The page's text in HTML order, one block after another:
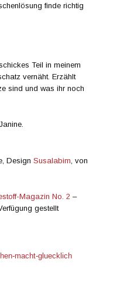
finde richtig
Teil in meinem
vernäht. Erzählt
sind und was ihr noch
DesignSusalabim , von
Magazin No. 2 –
gestellt